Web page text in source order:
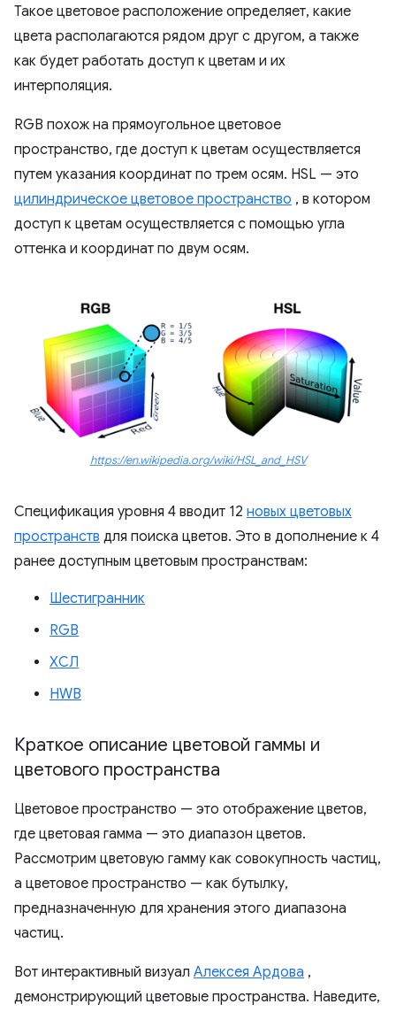
Такое цветовое расположение определяет, какие
цвета располагаются рядом друг с другом, а также
как будет работать доступ к цветам и их
интерполяция.
RGB похож на прямоугольное цветовое
пространство, где доступ к цветам осуществляется
путем указания координат по трем осям. HSL — это
цилиндрическое цветовое пространство , в котором
доступ к цветам осуществляется с помощью угла
оттенка и координат по двум осям.
https://en.wikipedia.org/wiki/HSL_and_HSV
Спецификация уровня 4 вводит 12 новых цветовых
пространств для поиска цветов. Это в дополнение к 4
ранее доступным цветовым пространствам:
Шестигранник
RGB
ХСЛ
HWB
Краткое описание цветовой гаммы и
цветового пространства
Цветовое пространство — это отображение цветов,
где цветовая гамма — это диапазон цветов.
Рассмотрим цветовую гамму как совокупность частиц,
а цветовое пространство — как бутылку,
предназначенную для хранения этого диапазона
частиц.
Вот интерактивный визуал Алексея Ардова ,
демонстрирующий цветовые пространства. Наведите,